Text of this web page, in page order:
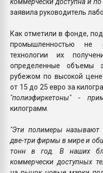
заявила руководитель
Как отметили в фонде,
промышленностью не
технологии их
определенные объемы
рубежом по высокой
от 15 до 25 евро за
"полиэфиркетоны" -
килограмм.
"Эти полимеры называют
две-три фирмы в мире и
тонн в год. В наших
коммерчески доступных